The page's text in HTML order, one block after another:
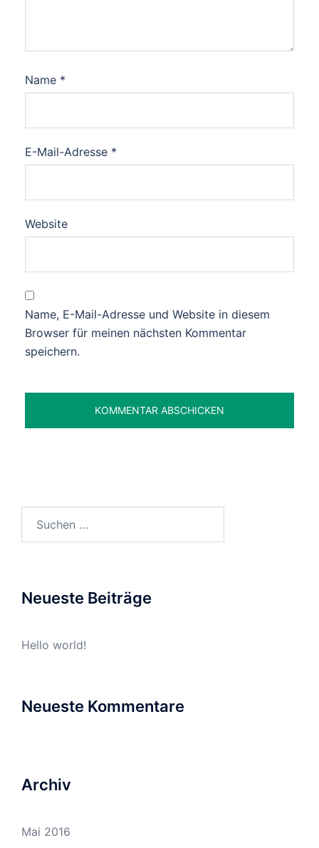
Name *
E-Mail-Adresse *
Website
Name, E-Mail-Adresse und Website in diesem
Browser für meinen nächsten Kommentar
speichern.
Neueste Beiträge
Hello world!
Neueste Kommentare
Archiv
Mai 2016